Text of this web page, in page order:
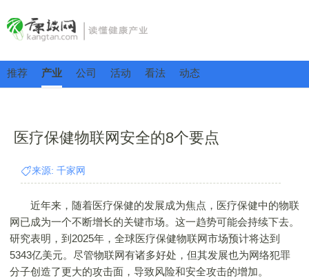
推荐 产业 公司 活动 看法 动态
医疗保健物联网安全的8个要点
来源: 千家网
近年来，随着医疗保健的发展成为焦点，医疗保健中的物联
网已成为一个不断增长的关键市场。这一趋势可能会持续下去。
研究表明，到2025年，全球医疗保健物联网市场预计将达到
5343亿美元。尽管物联网有诸多好处，但其发展也为网络犯罪
分子创造了更大的攻击面，导致风险和安全攻击的增加。